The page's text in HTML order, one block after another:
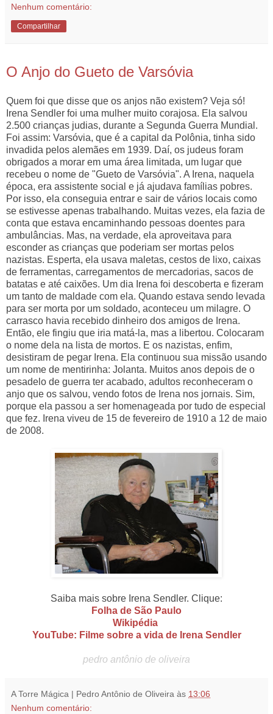
Nenhum comentário:
Compartilhar
O Anjo do Gueto de Varsóvia
Quem foi que disse que os anjos não existem? Veja só!
Irena Sendler foi uma mulher muito corajosa. Ela salvou
2.500 crianças judias, durante a Segunda Guerra Mundial.
Foi assim: Varsóvia, que é a capital da Polônia, tinha sido
invadida pelos alemães em 1939. Daí, os judeus foram
obrigados a morar em uma área limitada, um lugar que
recebeu o nome de "Gueto de Varsóvia". A Irena, naquela
época, era assistente social e já ajudava famílias pobres.
Por isso, ela conseguia entrar e sair de vários locais como
se estivesse apenas trabalhando. Muitas vezes, ela fazia de
conta que estava encaminhando pessoas doentes para
ambulâncias. Mas, na verdade, ela aproveitava para
esconder as crianças que poderiam ser mortas pelos
nazistas. Esperta, ela usava maletas, cestos de lixo, caixas
de ferramentas, carregamentos de mercadorias, sacos de
batatas e até caixões. Um dia Irena foi descoberta e fizeram
um tanto de maldade com ela. Quando estava sendo levada
para ser morta por um soldado, aconteceu um milagre. O
carrasco havia recebido dinheiro dos amigos de Irena.
Então, ele fingiu que iria matá-la, mas a libertou. Colocaram
o nome dela na lista de mortos. E os nazistas, enfim,
desistiram de pegar Irena. Ela continuou sua missão usando
um nome de mentirinha: Jolanta. Muitos anos depois de o
pesadelo de guerra ter acabado, adultos reconheceram o
anjo que os salvou, vendo fotos de Irena nos jornais. Sim,
porque ela passou a ser homenageada por tudo de especial
que fez. Irena viveu de 15 de fevereiro de 1910 a 12 de maio
de 2008.
Saiba mais sobre Irena Sendler. Clique:
Folha de São Paulo
Wikipédia
YouTube: Filme sobre a vida de Irena Sendler
pedro antônio de oliveira
A Torre Mágica | Pedro Antônio de Oliveira às 13:06
Nenhum comentário: